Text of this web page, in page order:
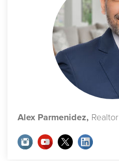
Alex Parmenidez, Realtor